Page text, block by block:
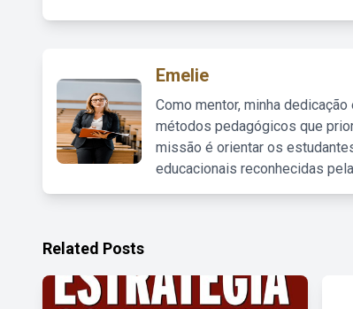
Emelie
Como mentor, minha
métodos pedagógicos que
missão é orientar os
educacionais reconhecidas
Related Posts